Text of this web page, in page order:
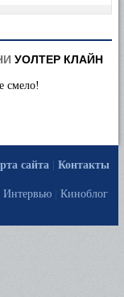
УОЛТЕР КЛАЙН
смело!
сайта
Контакты
Интервью Киноблог